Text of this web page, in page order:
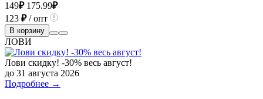
149₽ 175.99₽
123 ₽/ опт
В корзину
ЛОВИ
Лови скидку! -30% весь август!
до 31 августа 2026
Подробнее →